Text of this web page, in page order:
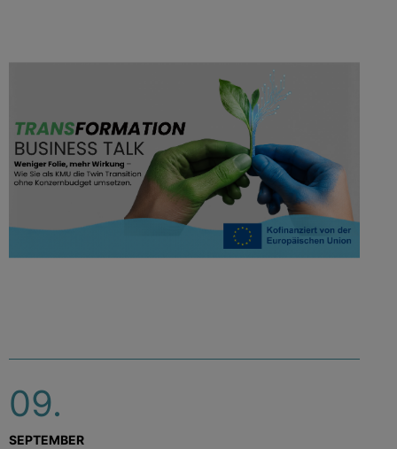
09.
SEPTEMBER